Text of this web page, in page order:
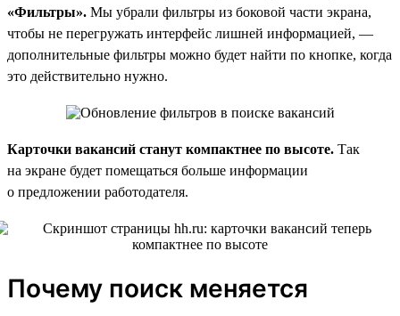
«Фильтры». Мы убрали фильтры из боковой части экрана,
чтобы не перегружать интерфейс лишней информацией, —
дополнительные фильтры можно будет найти по кнопке, когда
это действительно нужно.
Карточки вакансий станут компактнее по высоте. Так
на экране будет помещаться больше информации
о предложении работодателя.
Почему поиск меняется